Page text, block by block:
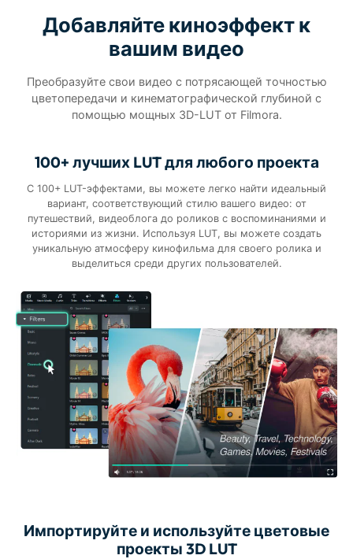
Добавляйте киноэффект к
вашим видео
Преобразуйте свои видео с потрясающей точностью
цветопередачи и кинематографической глубиной с
помощью мощных 3D-LUT от Filmora.
100+ лучших LUT для любого проекта
С 100+ LUT-эффектами, вы можете легко найти идеальный
вариант, соответствующий стилю вашего видео: от
путешествий, видеоблога до роликов с воспоминаниями и
историями из жизни. Используя LUT, вы можете создать
уникальную атмосферу кинофильма для своего ролика и
выделиться среди других пользователей.
Импортируйте и используйте цветовые
проекты 3D LUT